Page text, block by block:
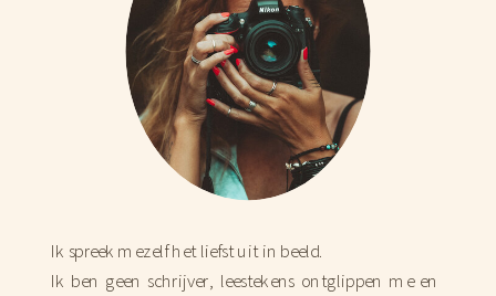
Ik spreek mezelf het liefst uit in beeld.
Ik ben geen schrijver, leestekens ontglippen me en